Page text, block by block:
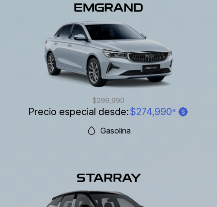
EMGRAND
$299,990
Precio especial desde:$274,990*
Gasolina
STARRAY